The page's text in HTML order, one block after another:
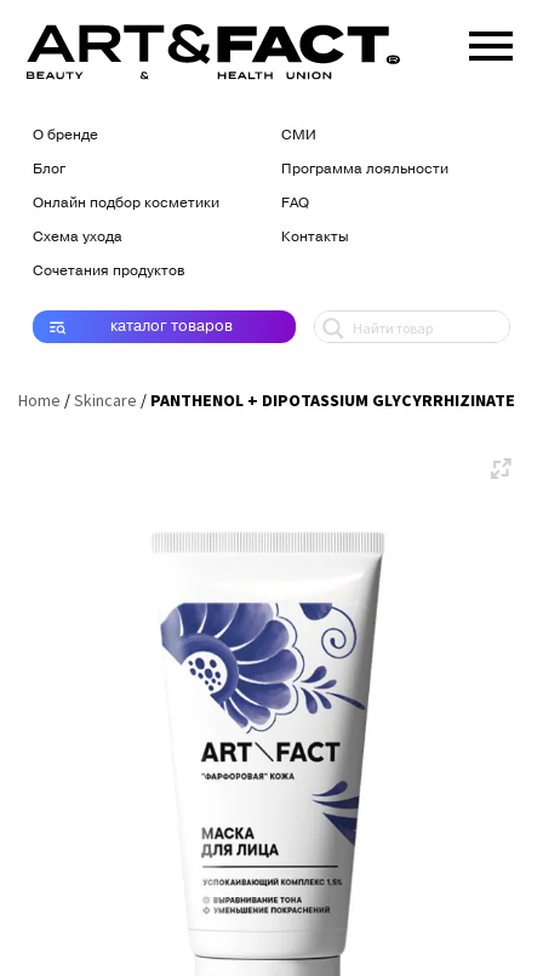
О бренде
Блог
Онлайн подбор косметики
Схема ухода
Сочетания продуктов
СМИ
Программа лояльности
FAQ
Контакты
каталогтоваров
Home /Skincare / PANTHENOL + DIPOTASSIUM GLYCYRRHIZINATE